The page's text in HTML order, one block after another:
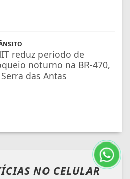
reduz período de
noturno na BR-470,
das Antas
NO CELULAR